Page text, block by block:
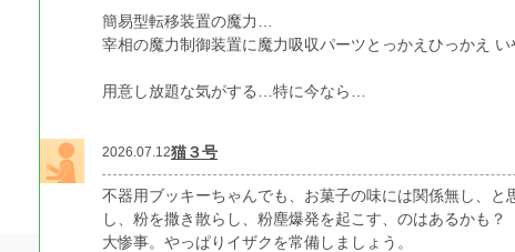
簡易型転移装置の魔力…
宰相の魔力制御装置に魔力吸収パーツとっかえひっかえ
用意し放題な気がする…特に今なら…
2026.07.12猫３号
不器用ブッキーちゃんでも、お菓子の味には関係無し、
し、粉を撒き散らし、粉塵爆発を起こす、のはあるかも？
大惨事。やっぱりイザクを常備しましょう。